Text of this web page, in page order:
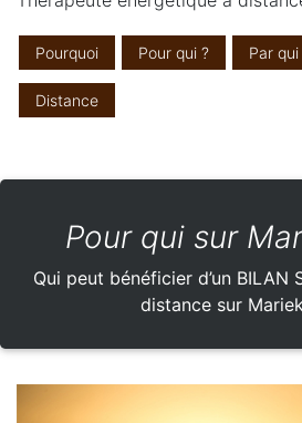
Pourquoi Pour qui ? Par qui
Distance
Pour qui sur
Qui peut bénéficier d’un BILAN
distance sur